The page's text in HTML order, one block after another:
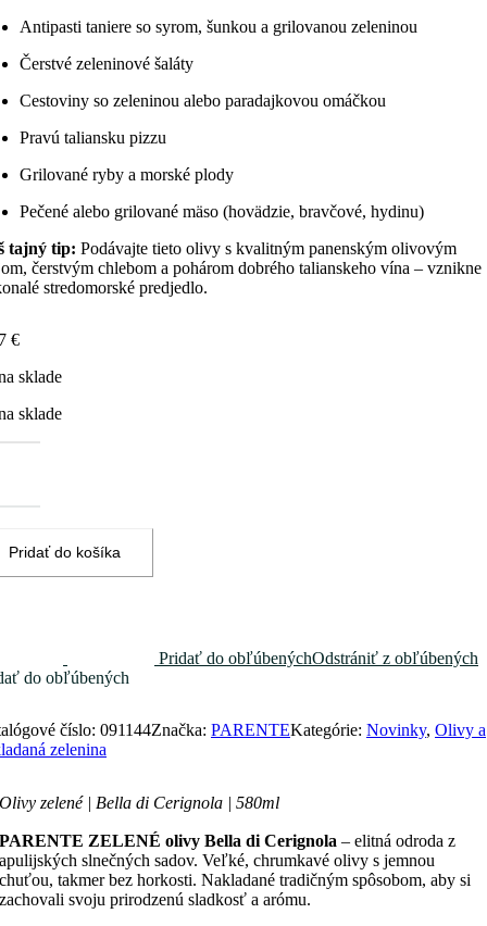
Antipasti taniere so syrom, šunkou a grilovanou zeleninou
Čerstvé zeleninové šaláty
Cestoviny so zeleninou alebo paradajkovou omáčkou
Pravú taliansku pizzu
Grilované ryby a morské plody
Pečené alebo grilované mäso (hovädzie, bravčové, hydinu)
tajný tip: Podávajte tieto olivy s kvalitným panenským olivovým
čerstvým chlebom a pohárom dobrého talianskeho vína – vznikne
stredomorské predjedlo.
€
sklade
sklade
Pridať do košíka
Pridať do obľúbenýchOdstrániť z obľúbených
do obľúbených
číslo: 091144Značka: PARENTEKategórie: Novinky, Olivy a
zelenina
Olivy zelené | Bella di Cerignola | 580ml
PARENTE ZELENÉ olivy Bella di Cerignola – elitná odroda z
apulijských slnečných sadov. Veľké, chrumkavé olivy s jemnou
chuťou, takmer bez horkosti. Nakladané tradičným spôsobom, aby si
zachovali svoju prirodzenú sladkosť a arómu.